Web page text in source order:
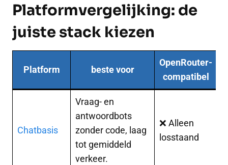
Platformvergelijking: de
juiste stack kiezen
Platform beste voor
OpenRouter-
compatibel
Chatbasis
Vraag- en
antwoordbots
zonder code, laag
tot gemiddeld
verkeer.
❌ Alleen
losstaand